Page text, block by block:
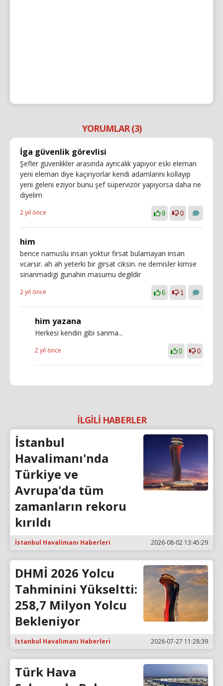
YORUMLAR (3)
İga güvenlik görevlisi
Şefler güvenlikler arasında ayrıcalık yapıyor eski eleman
yeni eleman diye kaçırıyorlar kendi adamlarını kollayıp
yeni geleni eziyor bunu şef süpervizör yapıyorsa daha ne
diyelim
2 yıl önce 9 0
him
bence namuslu insan yoktur firsat bulamayan insan
vcarsir. ah ah yeterki bir girsat ciksin. ne demisler kimse
sinanmadigi gunahin masumu degildir
2 yıl önce 6 1
him yazana
Herkesi kendin gibi sanma...
2 yıl önce 0 0
İLGİLİ HABERLER
İstanbul
Havalimanı'nda
Türkiye ve
Avrupa'da tüm
zamanların rekoru
kırıldı
İstanbul Havalimanı Haberleri 2026-08-02 13:45:29
DHMİ 2026 Yolcu
Tahminini Yükseltti:
258,7 Milyon Yolcu
Bekleniyor
İstanbul Havalimanı Haberleri 2026-07-27 11:28:39
Türk Hava